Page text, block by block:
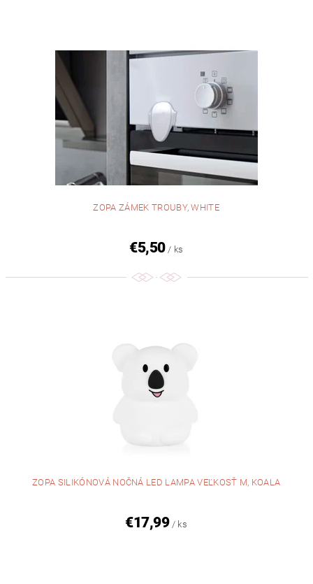
ZOPA ZÁMEK TROUBY, WHITE
€5,50 / ks
ZOPA SILIKÓNOVÁ NOČNÁ LED LAMPA VEĽKOSŤ M, KOALA
€17,99 / ks